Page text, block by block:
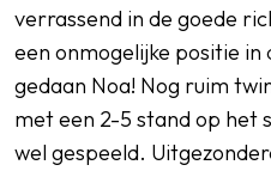
verrassend in de goede
een onmogelijke positie
gedaan Noa! Nog ruim
met een 2-5 stand op het
wel gespeeld.